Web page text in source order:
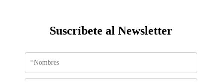
Suscríbete al Newsletter